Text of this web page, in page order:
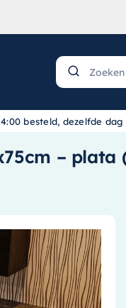
besteld, dezelfde dag
–